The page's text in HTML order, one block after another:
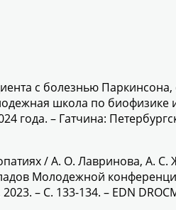
с болезнью
школа по биофизике
года. – Гатчина:
/ А. О. Лавринова, А. С.
Молодежной
– С. 133-134. – EDN